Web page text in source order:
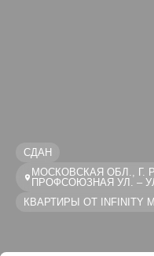
СДАН
МОСКОВСКАЯ ОБЛ., Г.
ПРОФСОЮЗНАЯ УЛ. –
КВАРТИРЫ ОТ INFINITY